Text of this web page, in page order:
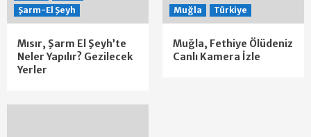
Şarm-El Şeyh
Mısır, Şarm El Şeyh’te
Neler Yapılır? Gezilecek
Yerler
Muğla Türkiye
Muğla, Fethiye Ölüdeniz
Canlı Kamera İzle